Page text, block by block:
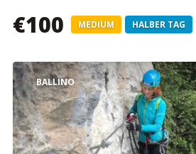
€100 MEDIUM HALBER TAG
BALLINO